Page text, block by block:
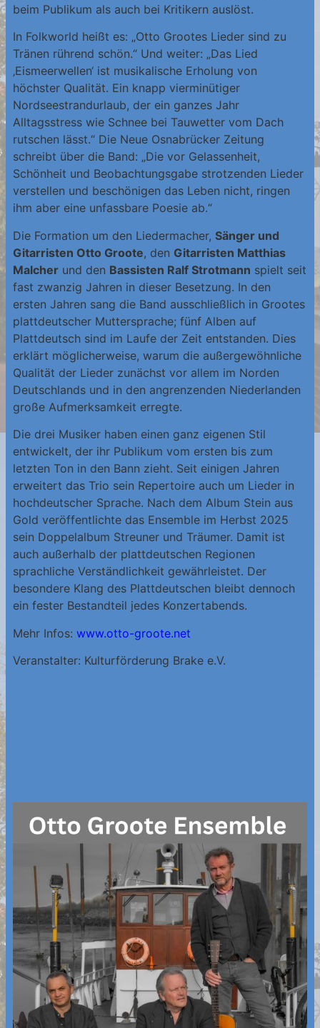
beim Publikum als auch bei Kritikern auslöst.
In Folkworld heißt es: „Otto Grootes Lieder sind zu
Tränen rührend schön.“ Und weiter: „Das Lied
‚Eismeerwellen‘ ist musikalische Erholung von
höchster Qualität. Ein knapp vierminütiger
Nordseestrandurlaub, der ein ganzes Jahr
Alltagsstress wie Schnee bei Tauwetter vom Dach
rutschen lässt.“ Die Neue Osnabrücker Zeitung
schreibt über die Band: „Die vor Gelassenheit,
Schönheit und Beobachtungsgabe strotzenden Lieder
verstellen und beschönigen das Leben nicht, ringen
ihm aber eine unfassbare Poesie ab.“
Die Formation um den Liedermacher, Sänger und
Gitarristen Otto Groote, den Gitarristen Matthias
Malcher und den Bassisten Ralf Strotmann spielt seit
fast zwanzig Jahren in dieser Besetzung. In den
ersten Jahren sang die Band ausschließlich in Grootes
plattdeutscher Muttersprache; fünf Alben auf
Plattdeutsch sind im Laufe der Zeit entstanden. Dies
erklärt möglicherweise, warum die außergewöhnliche
Qualität der Lieder zunächst vor allem im Norden
Deutschlands und in den angrenzenden Niederlanden
große Aufmerksamkeit erregte.
Die drei Musiker haben einen ganz eigenen Stil
entwickelt, der ihr Publikum vom ersten bis zum
letzten Ton in den Bann zieht. Seit einigen Jahren
erweitert das Trio sein Repertoire auch um Lieder in
hochdeutscher Sprache. Nach dem Album Stein aus
Gold veröffentlichte das Ensemble im Herbst 2025
sein Doppelalbum Streuner und Träumer. Damit ist
auch außerhalb der plattdeutschen Regionen
sprachliche Verständlichkeit gewährleistet. Der
besondere Klang des Plattdeutschen bleibt dennoch
ein fester Bestandteil jedes Konzertabends.
Mehr Infos: www.otto-groote.net
Veranstalter: Kulturförderung Brake e.V.